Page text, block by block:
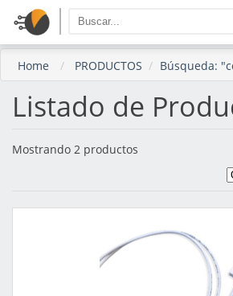
Home PRODUCTOS Búsqueda:
Listado de
Mostrando 2 productos